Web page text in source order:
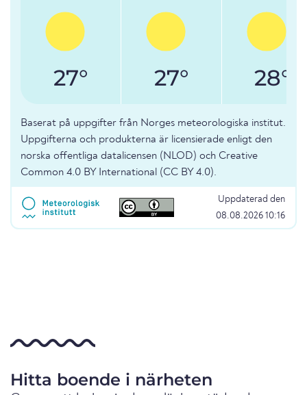
27° 27° 28°
Baserat på uppgifter från Norges meteorologiska institut.
Uppgifterna och produkterna är licensierade enligt den
norska offentliga datalicensen (NLOD) och Creative
Common 4.0 BY International (CC BY 4.0).
Uppdaterad den
08.08.2026 10:16
Hitta boende i närheten